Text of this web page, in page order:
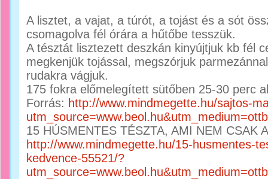
A lisztet, a vajat, a túrót, a tojást és a sót
csomagolva fél órára a hűtőbe tesszük.
A tésztát lisztezett deszkán kinyújtjuk kb fél
megkenjük tojással, megszórjuk
rudakra vágjuk.
175 fokra előmelegített sütőben 25-30 perc
Forrás: http://www.mindmegette.hu/sajtos-
15 HÚSMENTES TÉSZTA, AMI NEM CSAK
http://www.mindmegette.hu/15-husmentes-
kedvence-55521/?